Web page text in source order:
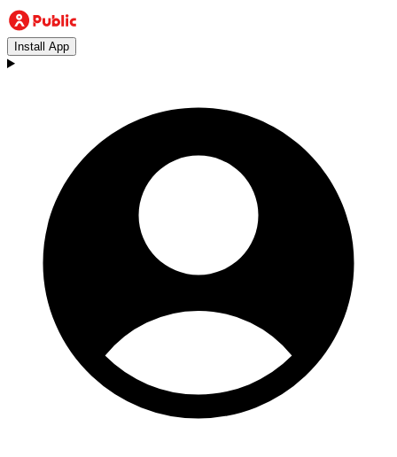
Install App